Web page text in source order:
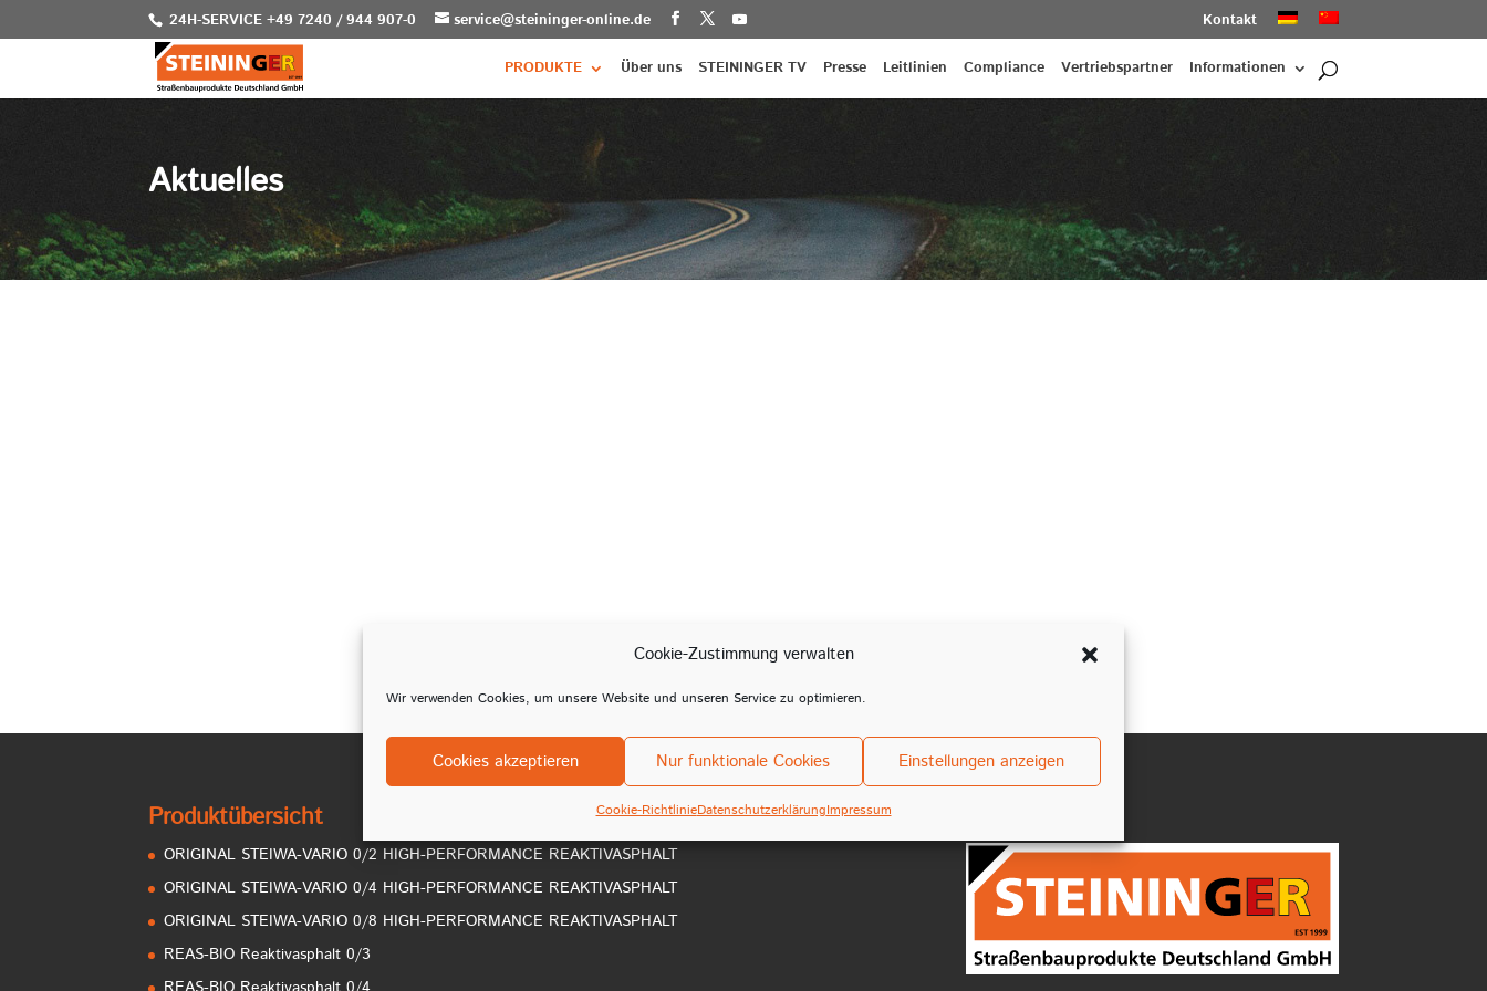
Cookie-Zustimmung verwalten
Wir verwenden Cookies, um unsere Website und unseren Service zu optimieren.
Cookies akzeptieren Nur funktionale Cookies Einstellungen anzeigen
Cookie-RichtlinieDatenschutzerklärungImpressum
24H-SERVICE +49 7240 / 944 907-0 service@steininger-online.de Kontakt
PRODUKTE Über uns STEININGER TV Presse Leitlinien Compliance Vertriebspartner Informationen
Aktuelles
Produktübersicht
ORIGINAL STEIWA-VARIO 0/2 HIGH-PERFORMANCE REAKTIVASPHALT
ORIGINAL STEIWA-VARIO 0/4 HIGH-PERFORMANCE REAKTIVASPHALT
ORIGINAL STEIWA-VARIO 0/8 HIGH-PERFORMANCE REAKTIVASPHALT
REAS-BIO Reaktivasphalt 0/3